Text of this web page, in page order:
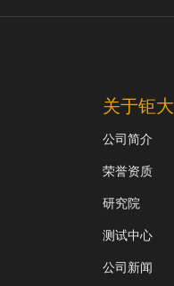
关于钜大
公司简介
荣誉资质
研究院
测试中心
公司新闻